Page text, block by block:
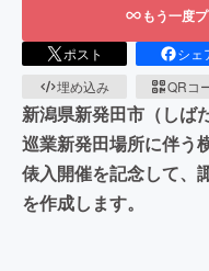
もう一度
ポスト シェ
埋め込み
QRコ
新潟県新発田市（しば
巡業新発田場所に伴う
俵入開催を記念して、
を作成します。